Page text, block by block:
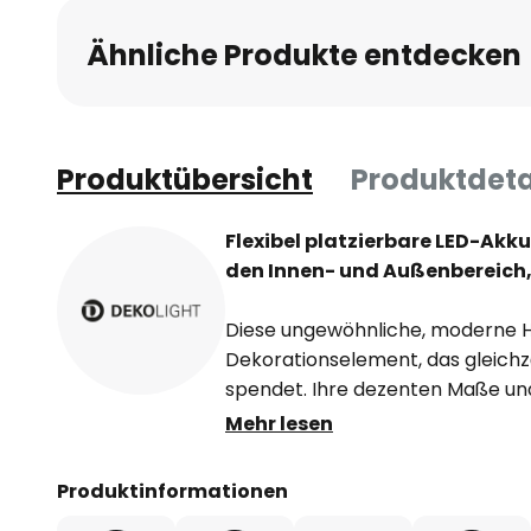
Ähnliche Produkte entdecken
Produktübersicht
Flexibel platzierbare LED-
den Innen- und
Diese ungewöhnliche, moderne
Dekorationselement, das
spendet. Ihre dezenten Maße
ermöglichen eine mühelose
Aluminium gefertigt und über ein
Mehr lesen
Produktinformationen